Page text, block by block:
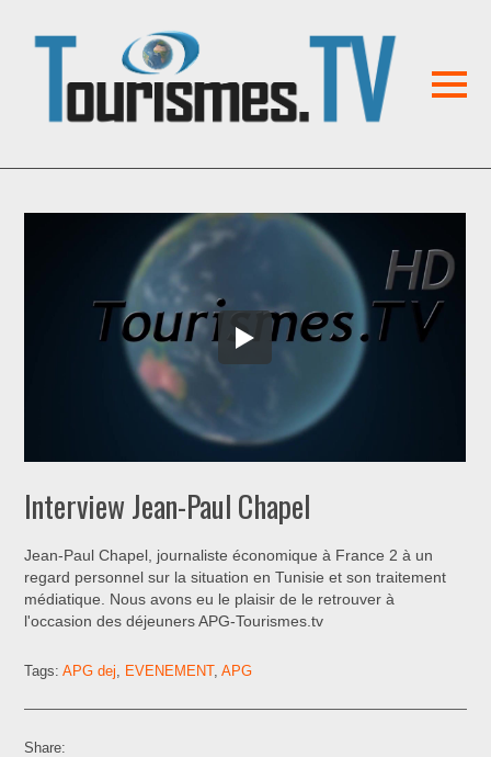
Interview Jean-Paul Chapel
Jean-Paul Chapel, journaliste économique à France 2 à un
regard personnel sur la situation en Tunisie et son traitement
médiatique. Nous avons eu le plaisir de le retrouver à
l'occasion des déjeuners APG-Tourismes.tv
Tags:APG dej EVENEMENT,APG
Share: